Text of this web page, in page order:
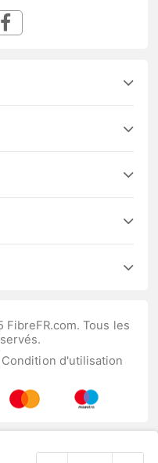
Tous les
Condition d'utilisation